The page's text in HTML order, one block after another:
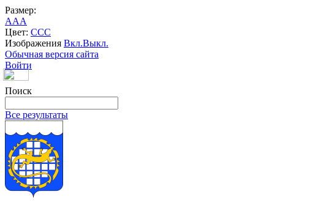
Размер:
AAA
Цвет: CCC
Изображения Вкл.Выкл.
Обычная версия сайта
Войти
Поиск
Все результаты